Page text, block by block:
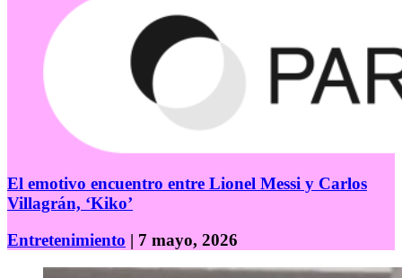
El emotivo encuentro entre Lionel Messi y Carlos
Villagrán, ‘Kiko’
Entretenimiento | 7 mayo, 2026